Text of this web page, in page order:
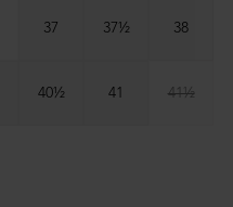
37 37½ 38
40½ 41 41½